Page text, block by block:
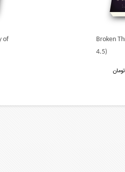
Broken
4.5)
تومان
of